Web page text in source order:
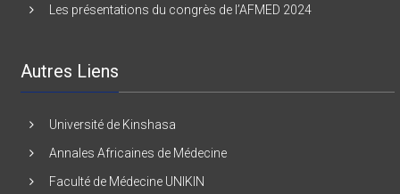
Les présentations du congrès de l’AFMED 2024
Autres Liens
Université de Kinshasa
Annales Africaines de Médecine
Faculté de Médecine UNIKIN